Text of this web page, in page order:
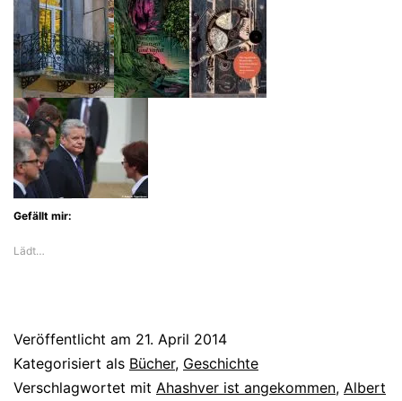
Gefällt mir:
Lädt…
Veröffentlicht am 21. April 2014
Kategorisiert als Bücher, Geschichte
Verschlagwortet mit Ahashver ist angekommen, Albert